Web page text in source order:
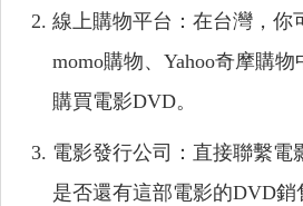
線上購物平台：在台灣，你
momo購物、Yahoo奇摩購
購買電影DVD。
電影發行公司：直接聯繫電
是否還有這部電影的DVD銷